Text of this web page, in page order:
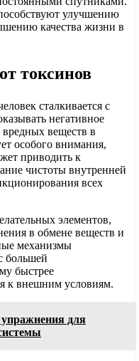
улучшению
качества жизни в
токсинов
сталкивается с
негативное
веществ в
особого внимания,
приводить к
чистоты внутренней
всех
элементов,
в обмене веществ и
механизмы
большей
быстрее
к внешним условиям.
для